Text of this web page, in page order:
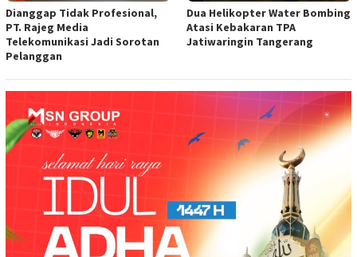
Dianggap Tidak Profesional,
PT. Rajeg Media
Telekomunikasi Jadi Sorotan
Pelanggan
Dua Helikopter Water Bombing
Atasi Kebakaran TPA
Jatiwaringin Tangerang